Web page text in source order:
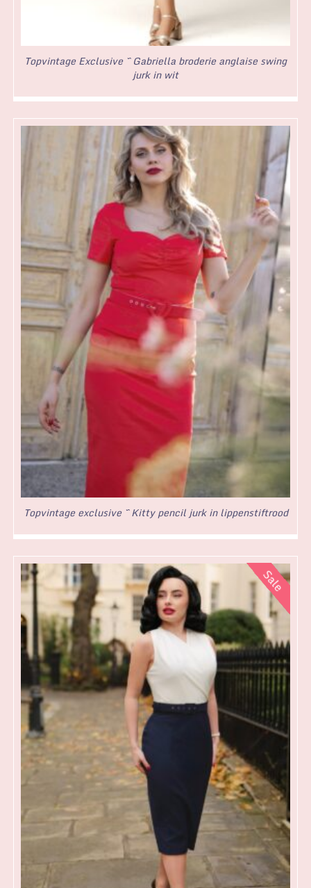
Topvintage Exclusive ~ Gabriella broderie anglaise swing
jurk in wit
Topvintage exclusive ~ Kitty pencil jurk in lippenstiftrood